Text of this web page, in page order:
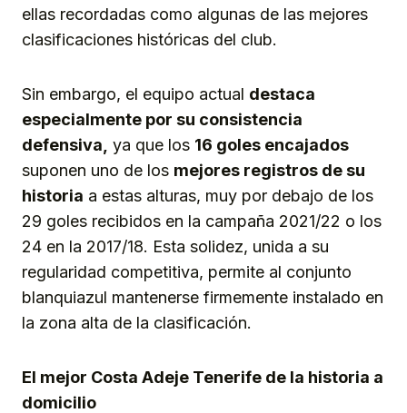
ellas recordadas como algunas de las mejores
clasificaciones históricas del club.
Sin embargo, el equipo actual destaca
especialmente por su consistencia
defensiva, ya que los 16 goles encajados
suponen uno de los mejores registros de su
historia a estas alturas, muy por debajo de los
29 goles recibidos en la campaña 2021/22 o los
24 en la 2017/18. Esta solidez, unida a su
regularidad competitiva, permite al conjunto
blanquiazul mantenerse firmemente instalado en
la zona alta de la clasificación.
El mejor Costa Adeje Tenerife de la historia a
domicilio